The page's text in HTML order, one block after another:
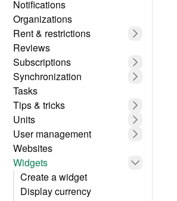
Notifications
Organizations
Rent & restrictions
Reviews
Subscriptions
Synchronization
Tasks
Tips & tricks
Units
User management
Websites
Widgets
Create a widget
Display currency